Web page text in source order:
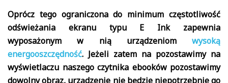
Oprócz tego ograniczona do minimum częstotliwość
odświeżania ekranu typu E Ink zapewnia
wyposażonym w nią urządzeniom wysoką
energooszczędność. Jeżeli zatem na pozostawimy na
wyświetlaczu naszego czytnika ebooków pozostawimy
dowolny obraz, urządzenie nie będzie niepotrzebnie go